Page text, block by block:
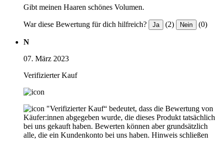
Gibt meinen Haaren schönes Volumen.
War diese Bewertung für dich hilfreich? Ja (2) Nein (0)
N
07. März 2023
Verifizierter Kauf
"Verifizierter Kauf“ bedeutet, dass die Bewertung von
Käufer:innen abgegeben wurde, die dieses Produkt tatsächlich
bei uns gekauft haben. Bewerten können aber grundsätzlich
alle, die ein Kundenkonto bei uns haben. Hinweis schließen